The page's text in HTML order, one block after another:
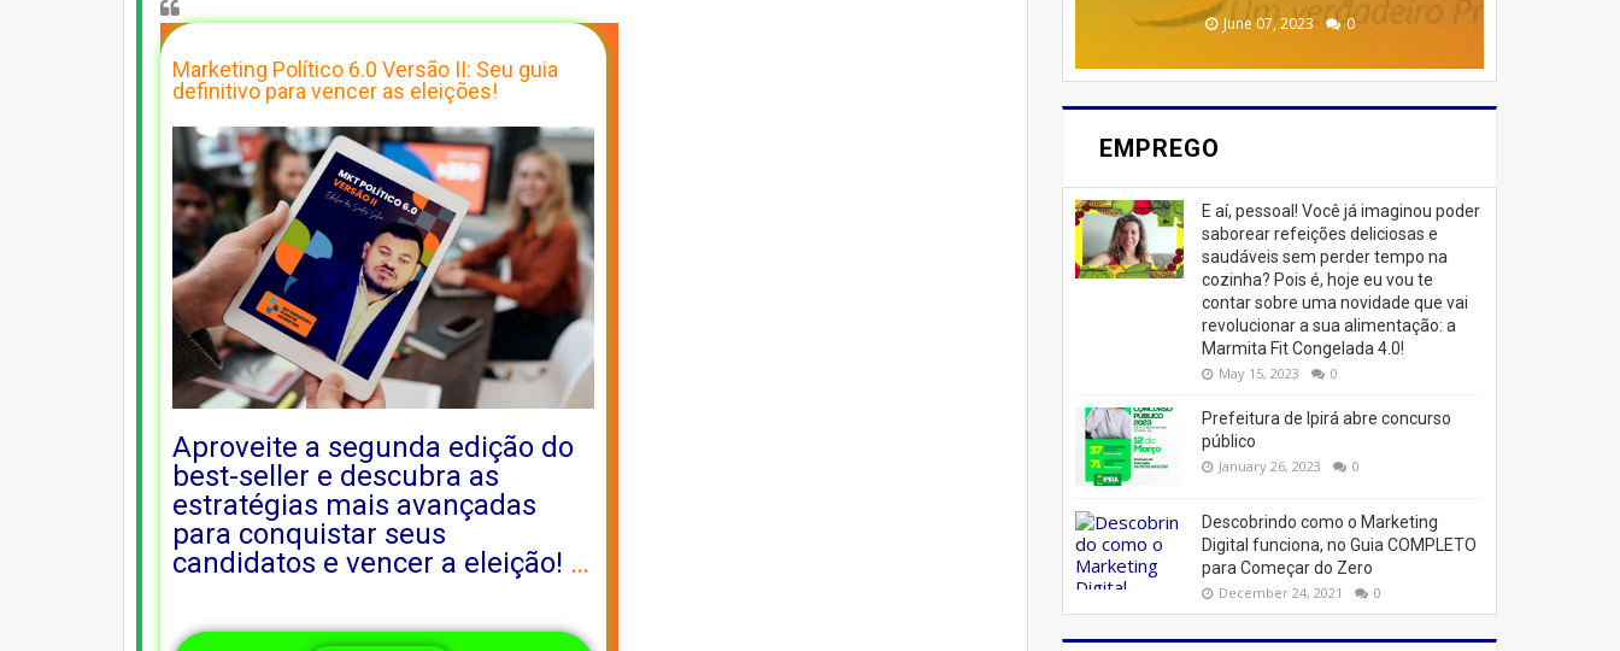
Marketing Político 6.0 Versão II: Seu guia
definitivo para vencer as eleições!
Aproveite a segunda edição do
best-seller e descubra as
estratégias mais avançadas
para conquistar seus
candidatos e vencer a eleição! …
February 23, 2026 0
August 10, 2025 0
June 13, 2025 0
July 07, 2023 0
June 07, 2023 0
EMPREGO
E aí, pessoal! Você já imaginou poder
saborear refeições deliciosas e
saudáveis ​​sem perder tempo na
cozinha? Pois é, hoje eu vou te
contar sobre uma novidade que vai
revolucionar a sua alimentação: a
Marmita Fit Congelada 4.0!
May 15, 2023 0
Prefeitura de Ipirá abre concurso
público
January 26, 2023 0
Descobrindo como o Marketing
Digital funciona, no Guia COMPLETO
para Começar do Zero
December 24, 2021 0